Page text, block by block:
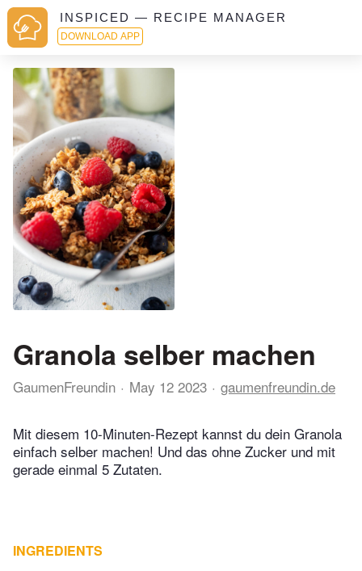
INSPICED — RECIPE MANAGER
DOWNLOAD APP
Granola selber machen
GaumenFreundin May 12 2023 gaumenfreundin.de
Mit diesem 10-Minuten-Rezept kannst du dein Granola
einfach selber machen! Und das ohne Zucker und mit
gerade einmal 5 Zutaten.
INGREDIENTS